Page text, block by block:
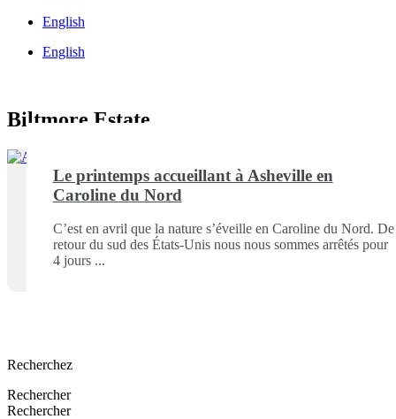
English
English
Biltmore Estate
Le printemps accueillant à Asheville en
Caroline du Nord
C’est en avril que la nature s’éveille en Caroline du Nord. De
retour du sud des États-Unis nous nous sommes arrêtés pour
4 jours
Recherchez
Rechercher
Rechercher